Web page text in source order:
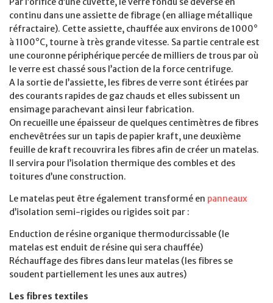
continu dans une assiette de fibrage (en alliage métallique
réfractaire). Cette assiette, chauffée aux environs de 1000°
à 1100°C, tourne à très grande vitesse. Sa partie centrale est
une couronne périphérique percée de milliers de trous par où
le verre est chassé sous l’action de la force centrifuge.
A la sortie de l’assiette, les fibres de verre sont étirées par
des courants rapides de gaz chauds et elles subissent un
ensimage parachevant ainsi leur fabrication.
On recueille une épaisseur de quelques centimètres de fibres
enchevêtrées sur un tapis de papier kraft, une deuxième
feuille de kraft recouvrira les fibres afin de créer un matelas.
Il servira pour l’isolation thermique des combles et des
toitures d’une construction.
Le matelas peut être également transformé en panneaux
d’isolation semi-rigides ou rigides soit par :
Enduction de résine organique thermodurcissable (le
matelas est enduit de résine qui sera chauffée)
Réchauffage des fibres dans leur matelas (les fibres se
soudent partiellement les unes aux autres)
Les fibres textiles